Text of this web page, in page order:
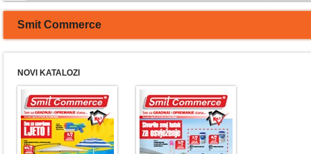
Smit Commerce
NOVI KATALOZI